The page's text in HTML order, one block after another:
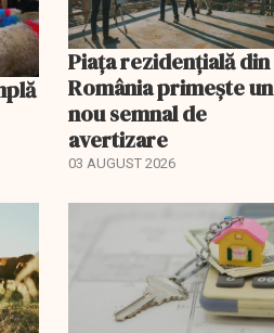
Piața rezidențială din
România primește un
nou semnal de
avertizare
03 AUGUST 2026